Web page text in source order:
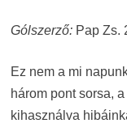
Gólszerző: Pap Zs.
Ez nem a mi
három pont sorsa,
kihasználva